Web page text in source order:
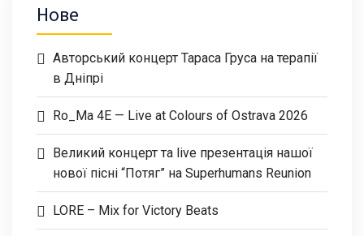
Нове
Авторський концерт Тараса Груса на терапії
в Дніпрі
Ro_Ma 4E — Live at Colours of Ostrava 2026
Великий концерт та live презентація нашої
нової пісні “Потяг” на Superhumans Reunion
LORE – Mix for Victory Beats